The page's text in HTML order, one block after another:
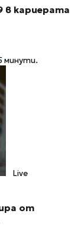
кариерата
минути.
Live
от